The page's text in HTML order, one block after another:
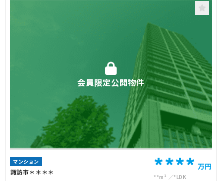
会員限定公開物件
マンション
諏訪市＊＊＊＊ **** 万円
**m²
*LDK